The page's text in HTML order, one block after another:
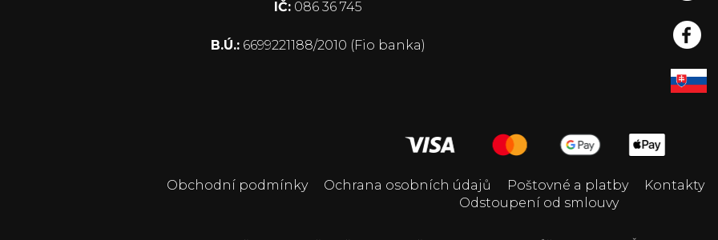
IČ: 086 36 745
B.Ú.: 6699221188/2010 (Fio banka)
Obchodní podmínky Ochrana osobních údajů Poštovné a platby
Kontakty
Odstoupení od smlouvy